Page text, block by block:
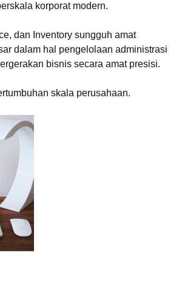
korporat modern.
dan Inventory sungguh amat
dalam hal pengelolaan administrasi
bisnis secara amat presisi.
skala perusahaan.